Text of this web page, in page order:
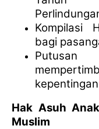
Kompilasi
bagi
Putusan
Hak Asuh
Muslim